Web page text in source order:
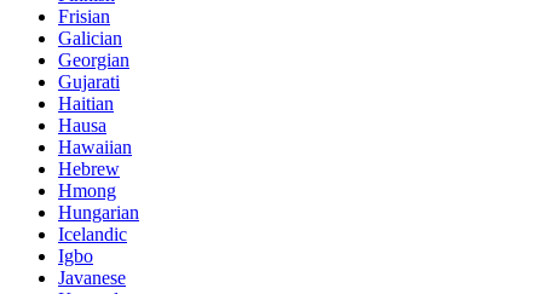
Frisian
Galician
Georgian
Gujarati
Haitian
Hausa
Hawaiian
Hebrew
Hmong
Hungarian
Icelandic
Igbo
Javanese